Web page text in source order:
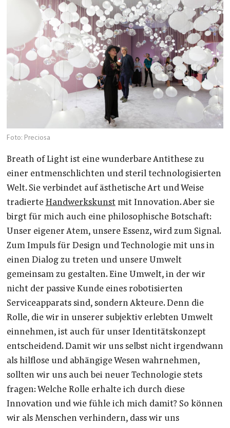
Foto: Preciosa
Breath of Light ist eine wunderbare Antithese zu
einer entmenschlichten und steril technologisierten
Welt. Sie verbindet auf ästhetische Art und Weise
tradierte Handwerkskunstmit Innovation. Aber sie
birgt für mich auch eine philosophische Botschaft:
Unser eigener Atem, unsere Essenz, wird zum Signal.
Zum Impuls für Design und Technologie mit uns in
einen Dialog zu treten und unsere Umwelt
gemeinsam zu gestalten. Eine Umwelt, in der wir
nicht der passive Kunde eines robotisierten
Serviceapparats sind, sondern Akteure. Denn die
Rolle, die wir in unserer subjektiv erlebten Umwelt
einnehmen, ist auch für unser Identitätskonzept
entscheidend. Damit wir uns selbst nicht irgendwann
als hilflose und abhängige Wesen wahrnehmen,
sollten wir uns auch bei neuer Technologie stets
fragen: Welche Rolle erhalte ich durch diese
Innovation und wie fühle ich mich damit? So können
wir als Menschen verhindern, dass wir uns